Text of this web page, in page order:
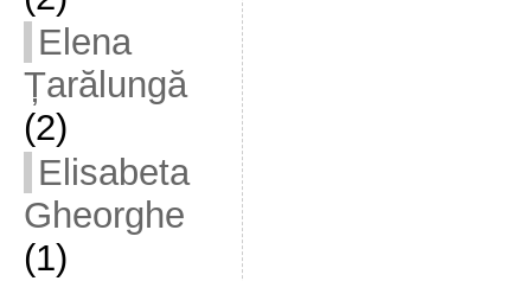
Elena
Țarălungă
(2)
Elisabeta
Gheorghe
(1)